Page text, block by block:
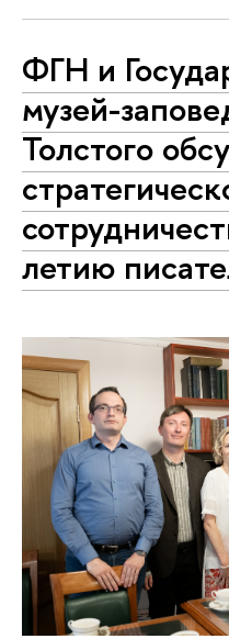
ФГН и
музей-
Толстого
летию